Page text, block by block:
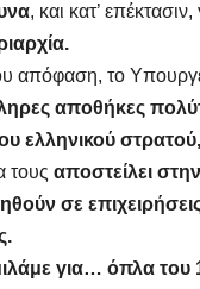
, και κατ’ επέκτασιν,
απόφαση, το
αποθήκες
ελληνικού στρατού,
τους αποστείλει
σε
για… όπλα του